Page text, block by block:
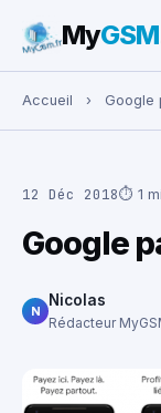
Rechercher :
MyGSM
Accueil › Google
12 Déc 2018⏱ 1
Google
N
Nicolas
Rédacteur